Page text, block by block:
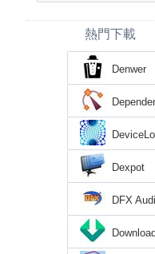
熱門下載
Denwer
Dexpot
DFX